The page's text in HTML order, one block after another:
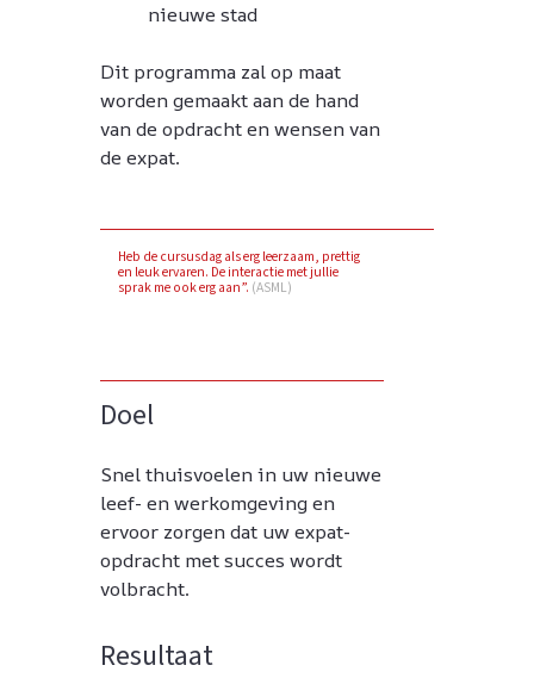
nieuwe stad
Dit programma zal op maat
worden gemaakt aan de hand
van de opdracht en wensen van
de expat.
Heb de cursusdag als erg leerzaam, prettig
en leuk ervaren. De interactie met jullie
sprak me ook erg aan”. (ASML)
Doel
Snel thuisvoelen in uw nieuwe
leef- en werkomgeving en
ervoor zorgen dat uw expat-
opdracht met succes wordt
volbracht.
Resultaat